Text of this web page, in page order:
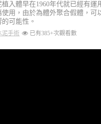
植入體早在1960年代就已經有運
使用，由於為體外聚合假體，可
可能性。
泥手術 已有385+次觀看數